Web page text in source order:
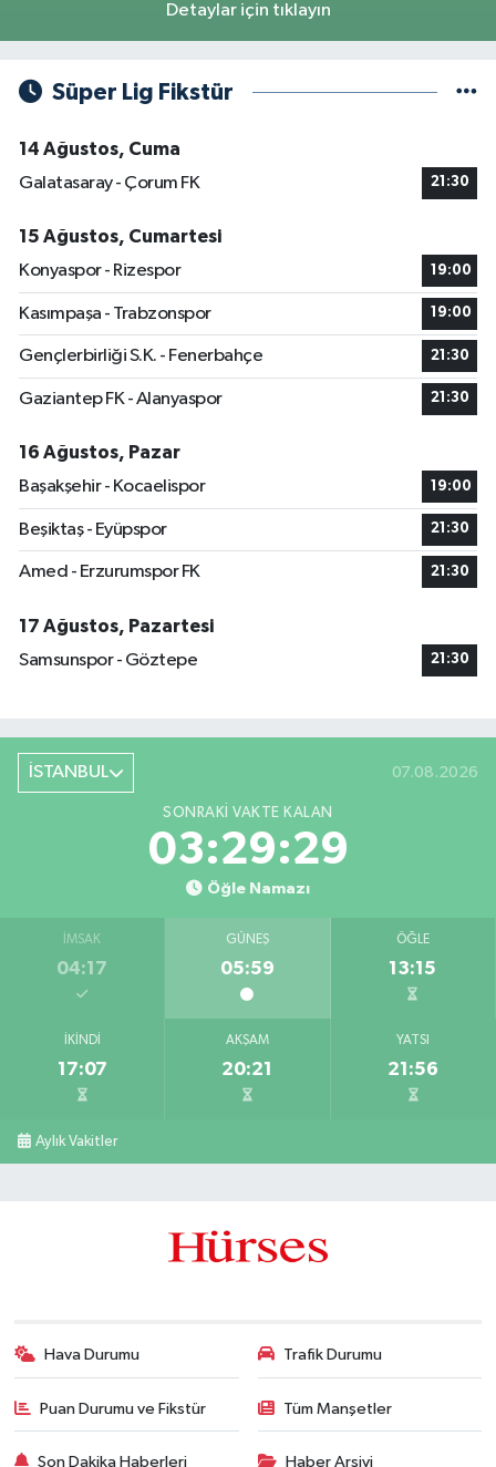
Detaylar için tıklayın
Süper Lig Fikstür
14 Ağustos, Cuma
Galatasaray - Çorum FK
21:30
15 Ağustos, Cumartesi
Konyaspor - Rizespor
19:00
Kasımpaşa - Trabzonspor 19:00
Gençlerbirliği S.K. - Fenerbahçe 21:30
Gaziantep FK - Alanyaspor 21:30
16 Ağustos, Pazar
Başakşehir - Kocaelispor
19:00
Beşiktaş - Eyüpspor 21:30
Amed - Erzurumspor FK 21:30
17 Ağustos, Pazartesi
Samsunspor - Göztepe
21:30
İSTANBUL 07.08.2026
SONRAKI VAKTE KALAN
03:29:28
Öğle Namazı
İMSAK
04:17
GÜNEŞ
05:59
ÖĞLE
13:15
İKINDI
17:07
AKŞAM
20:21
YATSI
21:56
Aylık Vakitler
Hava Durumu Trafik Durumu
Puan Durumu ve Fikstür Tüm Manşetler
Son Dakika Haberleri Haber Arşivi